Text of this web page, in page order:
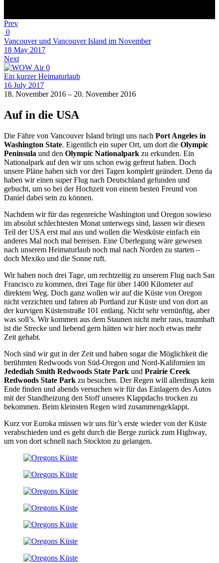
Prev
0
Vancouver und Vancouver Island im November
18 May 2017
Next
0
Ein kurzer Heimaturlaub
16 July 2017
18. November 2016 – 20. November 2016
Auf in die USA
Die Fähre von Vancouver Island bringt uns nach Port Angeles in
Washington State. Eigentlich ein super Ort, um dort die Olympic
Peninsula und den Olympic Nationalpark zu erkunden. Ein
Nationalpark auf den wir uns schon ewig gefreut haben. Doch
unsere Pläne haben sich vor drei Tagen komplett geändert. Denn da
haben wir einen super Flug nach Deutschland gefunden und
gebucht, um so bei der Hochzeit von einem besten Freund von
Daniel dabei sein zu können.
Nachdem wir für das regenreiche Washington und Oregon sowieso
im absolut schlechtesten Monat unterwegs sind, lassen wir diesen
Teil der USA erst mal aus und wollen die Westküste einfach ein
anderes Mal noch mal bereisen. Eine Überlegung wäre gewesen
nach unserem Heimaturlaub noch mal nach Norden zu starten –
doch Mexiko und die Sonne ruft.
Wir haben noch drei Tage, um rechtzeitig zu unserem Flug nach San
Francisco zu kommen, drei Tage für über 1400 Kilometer auf
direktem Weg. Doch ganz wollen wir auf die Küste von Oregon
nicht verzichten und fahren ab Portland zur Küste und von dort an
der kurvigen Küstenstraße 101 entlang. Nicht sehr vernünftig, aber
was soll’s. Wir kommen aus dem Staunen nicht mehr raus, traumhaft
ist die Strecke und liebend gern hätten wir hier noch etwas mehr
Zeit gehabt.
Noch sind wir gut in der Zeit und haben sogar die Möglichkeit die
berühmten Redwoods von Süd-Oregon und Nord-Kalifornien im
Jedediah Smith Redwoods State Park und Prairie Creek
Redwoods State Park zu besuchen. Der Regen will allerdings kein
Ende finden und abends versuchen wir für das Einlagern des Autos
mit der Standheizung den Stoff unseres Klappdachs trocken zu
bekommen. Beim kleinsten Regen wird zusammengeklappt.
Kurz vor Euroka müssen wir uns für’s erste wieder von der Küste
verabschieden und es geht durch die Berge zurück zum Highway,
um von dort schnell nach Stockton zu gelangen.